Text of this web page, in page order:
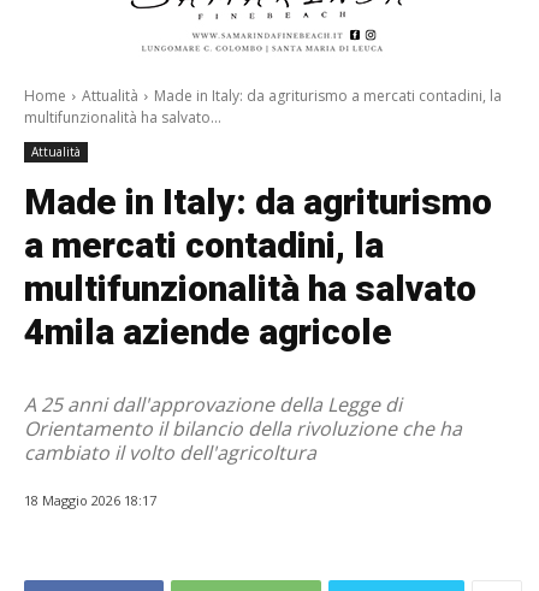
Home Attualità
Made in Italy: da agriturismo a mercati contadini, la
multifunzionalità ha salvato...
Attualità
Made in Italy: da agriturismo
a mercati contadini, la
multifunzionalità ha salvato
4mila aziende agricole
A 25 anni dall'approvazione della Legge di
Orientamento il bilancio della rivoluzione che ha
cambiato il volto dell'agricoltura
18 Maggio 2026 18:17